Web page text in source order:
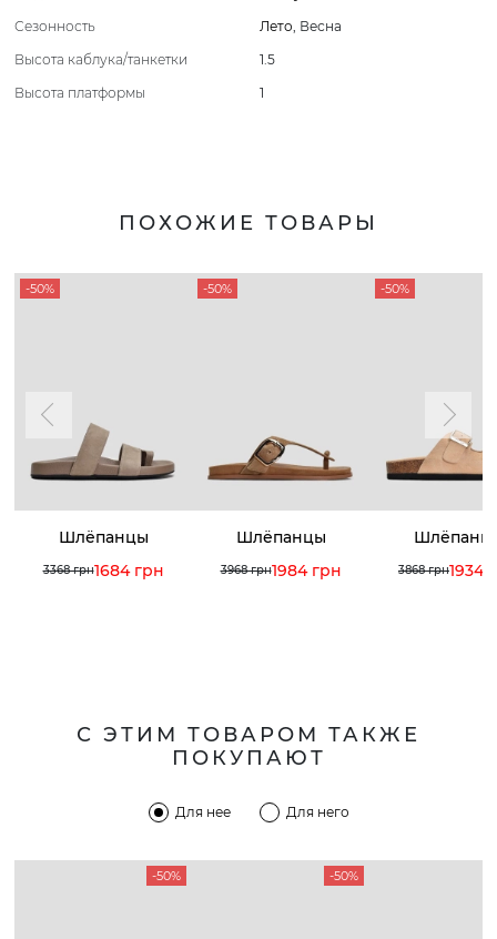
Сезонность
Лето, Весна
Высота каблука/танкетки
1.5
Высота платформы
1
ПОХОЖИЕ ТОВАРЫ
-50%
Шлёпанцы
3368 грн1684 грн
-50%
Шлёпанцы
3968 грн1984 грн
-50%
3868 грн1934
С ЭТИМ ТОВАРОМ ТАКЖЕ
ПОКУПАЮТ
Для нее Для него
-50% -50%